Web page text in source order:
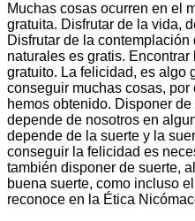
Muchas cosas ocurren en el
gratuita. Disfrutar de la vida,
Disfrutar de la
naturales es gratis.
gratuito. La felicidad, es algo
conseguir muchas cosas,
hemos obtenido. Disponer
depende de nosotros en
depende de la suerte y la
conseguir la felicidad es
también disponer de suerte,
buena suerte, como incluso
reconoce en la Ética